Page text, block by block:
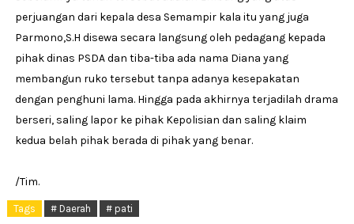
perjuangan dari kepala desa Semampir kala itu yang juga
Parmono,S.H disewa secara langsung oleh pedagang kepada
pihak dinas PSDA dan tiba-tiba ada nama Diana yang
membangun ruko tersebut tanpa adanya kesepakatan
dengan penghuni lama. Hingga pada akhirnya terjadilah drama
berseri, saling lapor ke pihak Kepolisian dan saling klaim
kedua belah pihak berada di pihak yang benar.
/Tim.
Tags # Daerah # pati